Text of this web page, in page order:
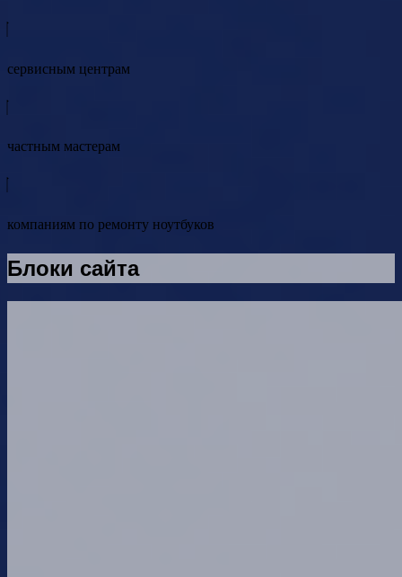
сервисным центрам
частным мастерам
компаниям по ремонту ноутбуков
Блоки сайта